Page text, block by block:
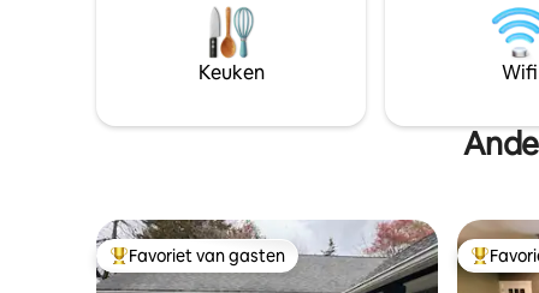
van de woning te verkennen, waaronder
een collectie antieke arcadegames.
Buiten bieden een charmante
fruitboomgaard en aangrenzend
Keuken Wifi
Topfavoriet van gasten
Favoriet van gasten